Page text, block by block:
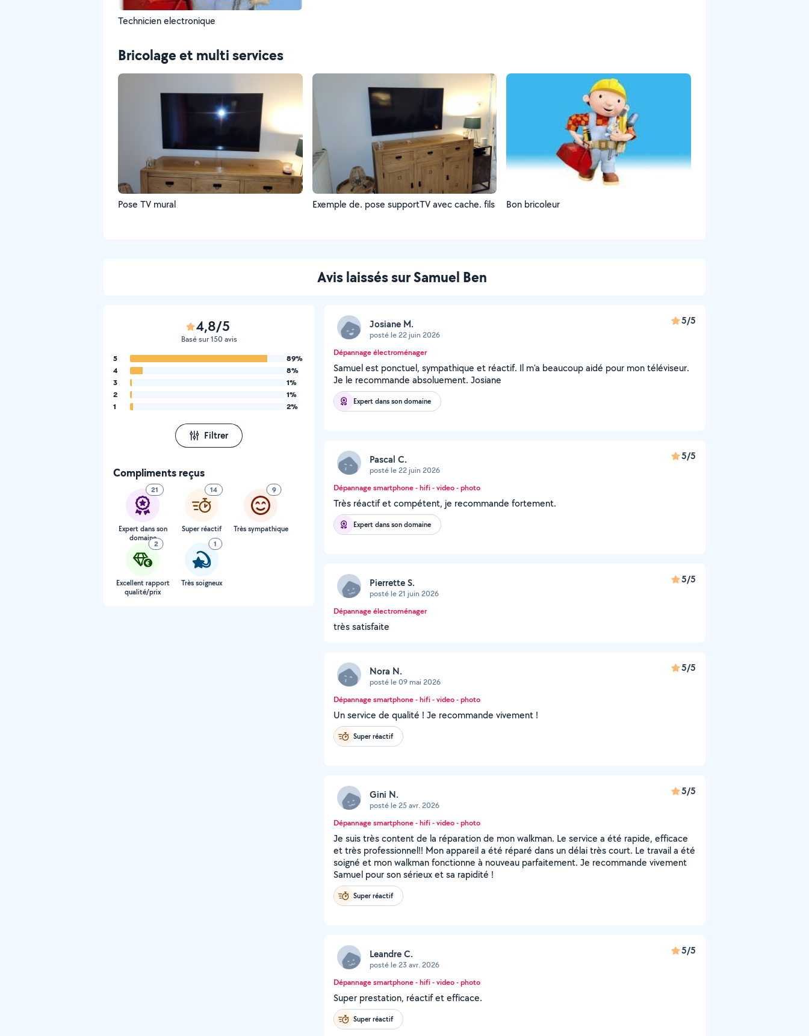
Technicien electronique
Bricolage et multi services
Pose TV mural Exemple de. pose supportTV avec cache. fils Bon bricoleur
Avis laissés sur Samuel Ben
4,8/5
Basé sur 150 avis
5
89%
4
8%
3
1%
2
1%
1
2%
Filtrer
Compliments reçus
21
Expert dans son
domaine
14
Super réactif
9
Très sympathique
2
Excellent rapport
qualité/prix
1
Très soigneux
Josiane M.
posté le 22 juin 2026
5/5
Dépannage électroménager
Samuel est ponctuel, sympathique et réactif. Il m'a beaucoup aidé pour mon téléviseur.
Je le recommande absoluement. Josiane
Expert dans son domaine
Pascal C.
posté le 22 juin 2026
5/5
Dépannage smartphone - hifi - video - photo
Très réactif et compétent, je recommande fortement.
Expert dans son domaine
Pierrette S.
posté le 21 juin 2026
5/5
Dépannage électroménager
très satisfaite
Nora N.
posté le 09 mai 2026
5/5
Dépannage smartphone - hifi - video - photo
Un service de qualité ! Je recommande vivement !
Super réactif
Gini N.
posté le 25 avr. 2026
5/5
Dépannage smartphone - hifi - video - photo
Je suis très content de la réparation de mon walkman. Le service a été rapide, efficace
et très professionnel!! Mon appareil a été réparé dans un délai très court. Le travail a été
soigné et mon walkman fonctionne à nouveau parfaitement. Je recommande vivement
Samuel pour son sérieux et sa rapidité !
Super réactif
Leandre C.
posté le 23 avr. 2026
5/5
Dépannage smartphone - hifi - video - photo
Super prestation, réactif et efficace.
Super réactif